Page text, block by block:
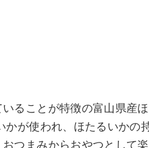
ることが特徴の富山県産
かが使われ、ほたるいかの
つまみからおやつとして